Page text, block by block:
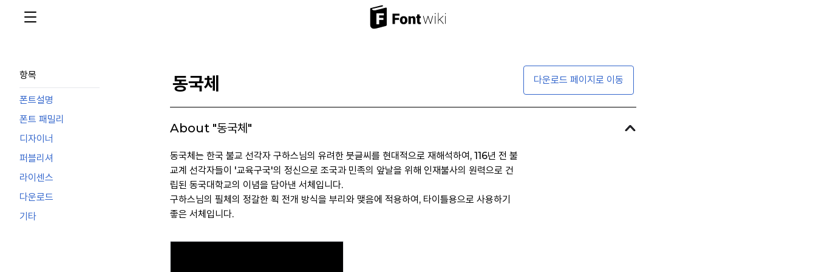
항목
폰트설명
폰트 패밀리
디자이너
퍼블리셔
라이센스
다운로드
기타
동국체 다운로드 페이지로 이동
About "동국체"
동국체는 한국 불교 선각자 구하스님의 유려한 붓글씨를 현대적으로 재해석하여, 116년 전 불
교계 선각자들이 '교육구국'의 정신으로 조국과 민족의 앞날을 위해 인재불사의 원력으로 건
립된 동국대학교의 이념을 담아낸 서체입니다.
구하스님의 필체의 정갈한 획 전개 방식을 부리와 맺음에 적용하여, 타이틀용으로 사용하기
좋은 서체입니다.